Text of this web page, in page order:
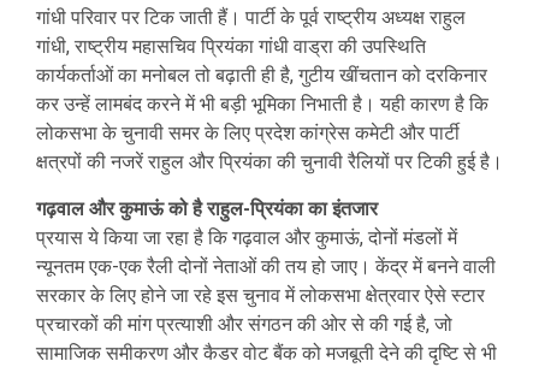
गांधी परिवार पर टिक जाती हैं। पार्टी के पूर्व राष्ट्रीय अध्यक्ष राहुल
गांधी, राष्ट्रीय महासचिव प्रियंका गांधी वाड्रा की उपस्थिति
कार्यकर्ताओं का मनोबल तो बढ़ाती ही है, गुटीय खींचतान को दरकिनार
कर उन्हें लामबंद करने में भी बड़ी भूमिका निभाती है। यही कारण है कि
लोकसभा के चुनावी समर के लिए प्रदेश कांग्रेस कमेटी और पार्टी
क्षत्रपों की नजरें राहुल और प्रियंका की चुनावी रैलियों पर टिकी हुई है।
गढ़वाल और कुमाऊं को है राहुल-प्रियंका का इंतजार
प्रयास ये किया जा रहा है कि गढ़वाल और कुमाऊं, दोनों मंडलों में
न्यूनतम एक-एक रैली दोनों नेताओं की तय हो जाए। केंद्र में बनने वाली
सरकार के लिए होने जा रहे इस चुनाव में लोकसभा क्षेत्रवार ऐसे स्टार
प्रचारकों की मांग प्रत्याशी और संगठन की ओर से की गई है, जो
सामाजिक समीकरण और कैडर वोट बैंक को मजबूती देने की दृष्टि से भी